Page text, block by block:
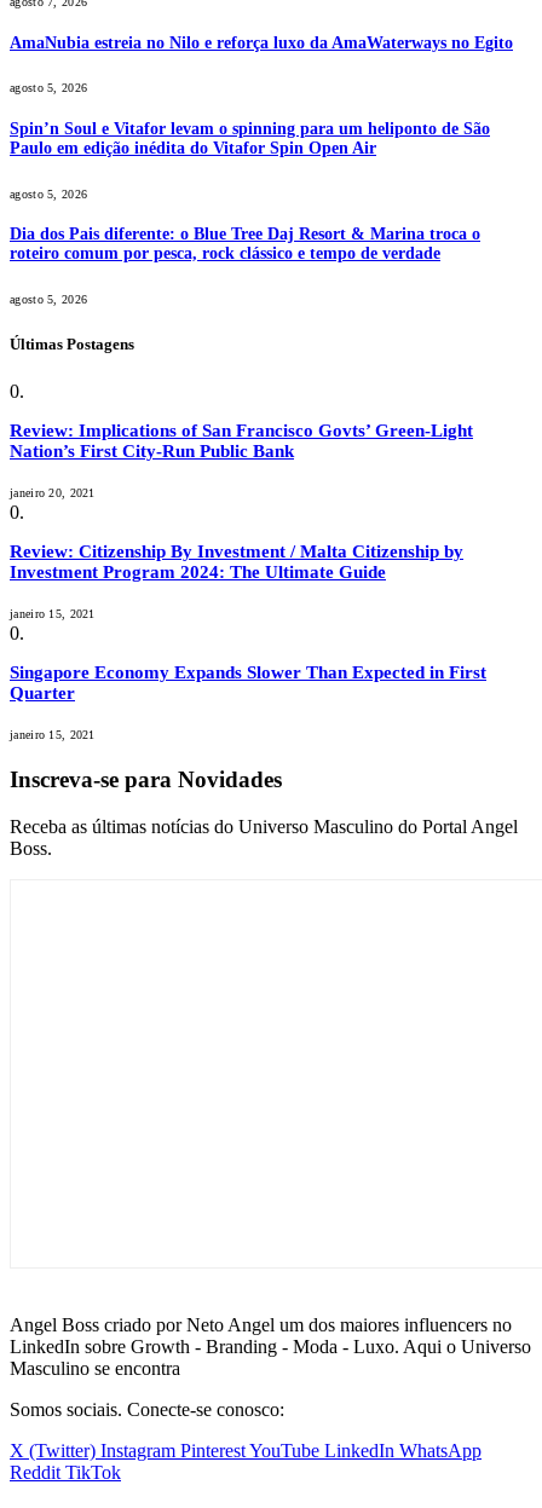
AmaNubia estreia no Nilo e reforça luxo da AmaWaterways no Egito
agosto 5, 2026
Spin’n Soul e Vitafor levam o spinning para um heliponto de São
Paulo em edição inédita do Vitafor Spin Open Air
agosto 5, 2026
Dia dos Pais diferente: o Blue Tree Daj Resort & Marina troca o
roteiro comum por pesca, rock clássico e tempo de verdade
agosto 5, 2026
Últimas Postagens
Review: Implications of San Francisco Govts’ Green-Light
Nation’s First City-Run Public Bank
janeiro 20, 2021
Review: Citizenship By Investment / Malta Citizenship by
Investment Program 2024: The Ultimate Guide
janeiro 15, 2021
Singapore Economy Expands Slower Than Expected in First
Quarter
janeiro 15, 2021
Inscreva-se para Novidades
Receba as últimas notícias do Universo Masculino do Portal Angel
Boss.
Angel Boss criado por Neto Angel um dos maiores influencers no
LinkedIn sobre Growth - Branding - Moda - Luxo. Aqui o Universo
Masculino se encontra
Somos sociais. Conecte-se conosco:
X (Twitter) Instagram PinterestYouTube LinkedIn WhatsApp
Reddit TikTok